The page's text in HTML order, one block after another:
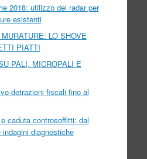
2018: utilizzo del radar per
esistenti
LO SHOVE
PIATTI
PALI, MICROPALI E
detrazioni fiscali fino al
caduta controsoffitti: dal
diagnostiche